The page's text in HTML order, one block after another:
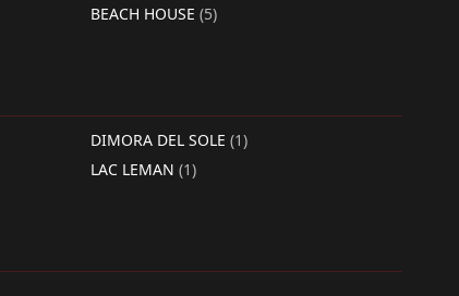
BEACH HOUSE (5)
DIMORA DEL SOLE (1)
LAC LEMAN (1)